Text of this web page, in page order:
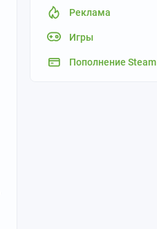
Реклама
Игры
Пополнение Steam